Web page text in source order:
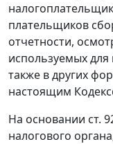
плательщиков
отчетности,
используемых
также в других
настоящим
На основании ст.
налогового